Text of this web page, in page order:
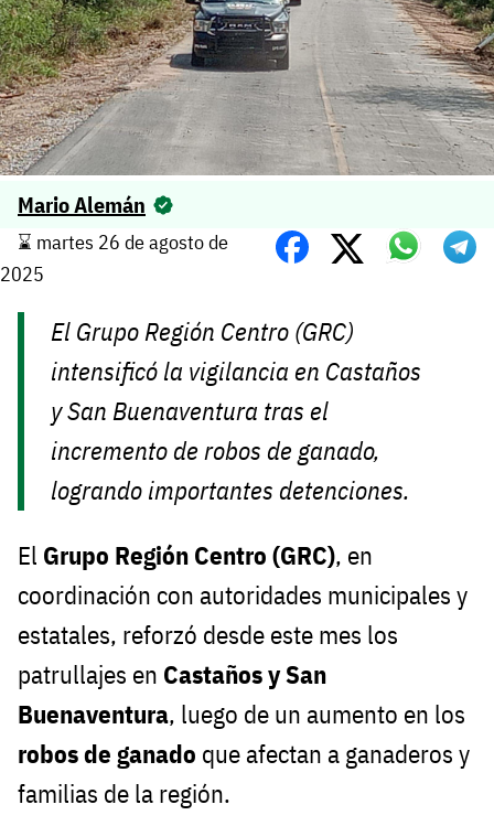
Mario Alemán
⌛️ martes 26 de agosto de
2025
El Grupo Región Centro (GRC)
intensificó la vigilancia en Castaños
y San Buenaventura tras el
incremento de robos de ganado,
logrando importantes detenciones.
El Grupo Región Centro (GRC), en
coordinación con autoridades municipales y
estatales, reforzó desde este mes los
patrullajes en Castaños y San
Buenaventura, luego de un aumento en los
robos de ganado que afectan a ganaderos y
familias de la región.